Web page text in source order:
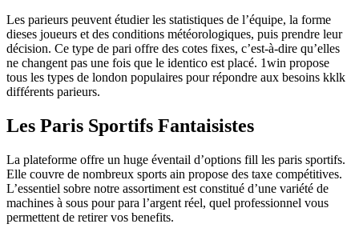
Les parieurs peuvent étudier les statistiques de l’équipe, la forme
dieses joueurs et des conditions météorologiques, puis prendre leur
décision. Ce type de pari offre des cotes fixes, c’est-à-dire qu’elles
ne changent pas une fois que le identico est placé. 1win propose
tous les types de london populaires pour répondre aux besoins kklk
différents parieurs.
Les Paris Sportifs Fantaisistes
La plateforme offre un huge éventail d’options fill les paris sportifs.
Elle couvre de nombreux sports ain propose des taxe compétitives.
L’essentiel sobre notre assortiment est constitué d’une variété de
machines à sous pour para l’argent réel, quel professionnel vous
permettent de retirer vos benefits.